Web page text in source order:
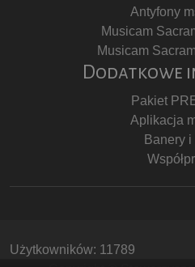
Antyfony
Musicam
Musicam
Dodatkowe
Pakiet
Aplikacja
Banery
Użytkowników: 11789